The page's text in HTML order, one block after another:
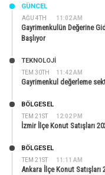
AĞU 4TH 11:02 AM
GÜNCEL
Gayrimenkulün Değerine
Başlıyor
TEM 30TH 11:42 AM
TEKNOLOJİ
Gayrimenkul değerleme
TEM 21ST 12:02 PM
BÖLGESEL
İzmir İlçe Konut Satışları
TEM 21ST 11:11 AM
BÖLGESEL
Ankara İlçe Konut Satışları